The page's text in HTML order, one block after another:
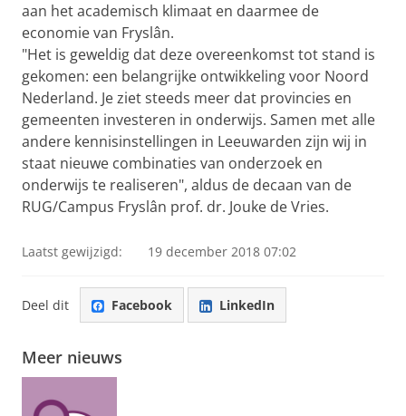
aan het academisch klimaat en daarmee de
economie van Fryslân.
"Het is geweldig dat deze overeenkomst tot stand is
gekomen: een belangrijke ontwikkeling voor Noord
Nederland. Je ziet steeds meer dat provincies en
gemeenten investeren in onderwijs. Samen met alle
andere kennisinstellingen in Leeuwarden zijn wij in
staat nieuwe combinaties van onderzoek en
onderwijs te realiseren", aldus de decaan van de
RUG/Campus Fryslân prof. dr. Jouke de Vries.
Laatst gewijzigd: 19 december 2018 07:02
Deel dit Facebook LinkedIn
Meer nieuws